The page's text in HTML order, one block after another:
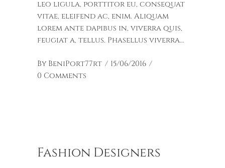
leo ligula, porttitor eu, consequat
vitae, eleifend ac, enim. Aliquam
lorem ante dapibus in, viverra quis,
feugiat a, tellus. Phasellus viverra
ByBeniPort77rt
15/06/2016
0 Comments
Fashion Designers